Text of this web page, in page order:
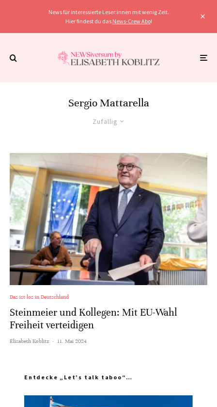
News für interessierte Leser:innen mit wenig Zeit.
Hier findest du das News-Crew Abo!
Sergio Mattarella
Zufällig
Das ist los in Deutschland
Steinmeier und Kollegen: Mit EU-Wahl
Freiheit verteidigen
Elisabeth Koblitz · 11. Mai 2024
Entdecke „Let’s talk taboo“…